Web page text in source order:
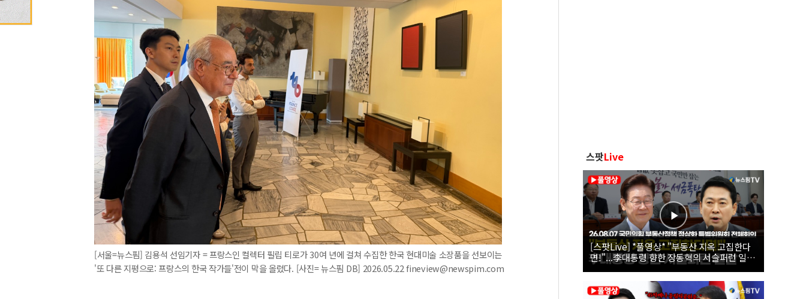
[서울=뉴스핌] 김용석 선임기자 = 프랑스인 컬렉터 필립 티로가 30여 년에 걸쳐 수집한 한국 현대미술 소장품을 선보이는
'또 다른 지평으로: 프랑스의 한국 작가들'전이 막을 올렸다. [사진= 뉴스핌 DB] 2026.05.22 fineview@newspim.com
스팟Live
[스팟Live] *풀영상* "부동산 지옥 고집한다
면!"...李대통령 향한 장동혁의 서슬퍼런 일갈
| 26.08.07 국민의힘 부동산정책 정상화 특별
위원회 전체회의